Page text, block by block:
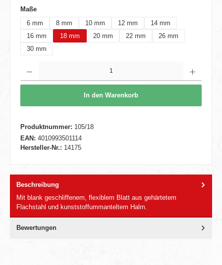
Maßeauswählen
6 mm
8 mm 10 mm 12 mm
14 mm
16 mm
18 mm 20 mm 22 mm
26 mm
30 mm
In den Warenkorb
Produktnummer: 105/18
EAN: 4010993501114
Hersteller-Nr.: 14175
Beschreibung
Mit blank geschliffenem, flexiblem Blatt aus gehärtetem
Flachstahl und kunststoffummanteltem Halm.
Bewertungen